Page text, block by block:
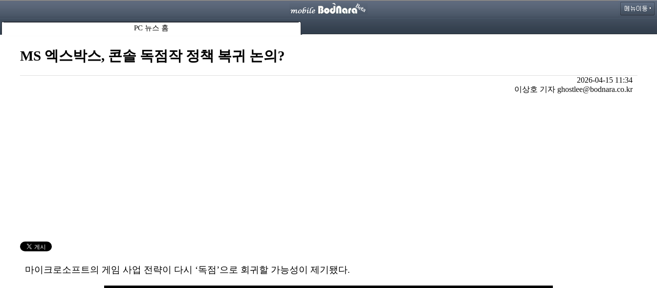
PC 뉴스 홈
MS 엑스박스, 콘솔 독점작 정책 복귀 논의?
2026-04-15 11:34
이상호 기자 ghostlee@bodnara.co.kr
마이크로소프트의 게임 사업 전략이 다시 ‘독점’으로 회귀할 가능성이 제기됐다.